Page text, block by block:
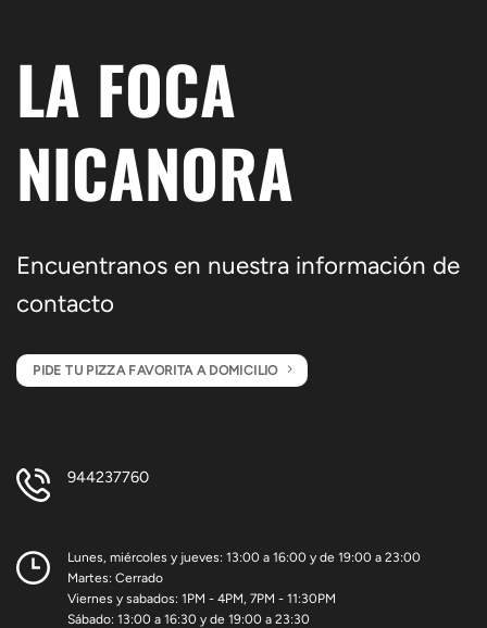
LA FOCA
NICANORA
Encuentranos en nuestra información de
contacto
PIDE TU PIZZA FAVORITA A DOMICILIO
944237760
Lunes, miércoles y jueves: 13:00 a 16:00 y de 19:00 a 23:00
Martes: Cerrado
Viernes y sabados: 1PM - 4PM, 7PM - 11:30PM
Sábado: 13:00 a 16:30 y de 19:00 a 23:30